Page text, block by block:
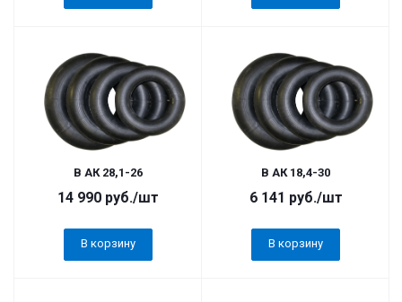
В АК 28,1-26
14 990 руб./шт
В корзину
В АК 18,4-30
6 141 руб./шт
В корзину